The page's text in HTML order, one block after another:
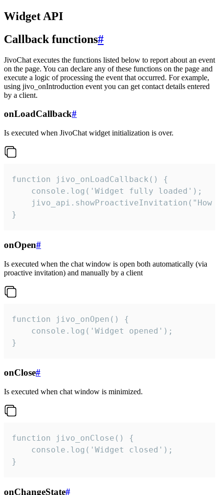
Widget API
Callback functions#
JivoChat executes the functions listed below to report about an event
on the page. You can declare any of these functions on the page and
execute a logic of processing the event that occurred. For example,
using jivo_onIntroduction event you can get contact details entered
by a client.
onLoadCallback#
Is executed when JivoChat widget initialization is over.
function jivo_onLoadCallback() {
    console.log('Widget fully loaded');
jivo_api.showProactiveInvitation("How
}
onOpen#
Is executed when the chat window is open both automatically (via
proactive invitation) and manually by a client
function jivo_onOpen() {
    console.log('Widget opened');
}
onClose#
Is executed when chat window is minimized.
function jivo_onClose() {
    console.log('Widget closed');
}
onChangeState#